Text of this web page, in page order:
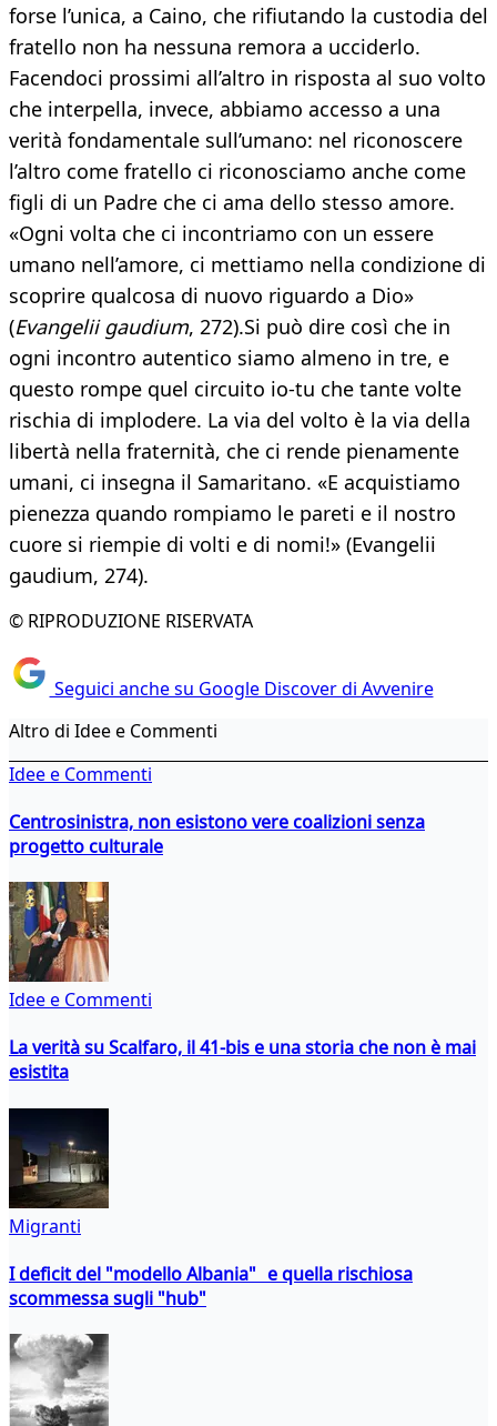
forse l’unica, a Caino, che rifiutando la custodia del
fratello non ha nessuna remora a ucciderlo.
Facendoci prossimi all’altro in risposta al suo volto
che interpella, invece, abbiamo accesso a una
verità fondamentale sull’umano: nel riconoscere
l’altro come fratello ci riconosciamo anche come
figli di un Padre che ci ama dello stesso amore.
«Ogni volta che ci incontriamo con un essere
umano nell’amore, ci mettiamo nella condizione di
scoprire qualcosa di nuovo riguardo a Dio»
(Evangelii gaudium, 272).Si può dire così che in
ogni incontro autentico siamo almeno in tre, e
questo rompe quel circuito io-tu che tante volte
rischia di implodere. La via del volto è la via della
libertà nella fraternità, che ci rende pienamente
umani, ci insegna il Samaritano. «E acquistiamo
pienezza quando rompiamo le pareti e il nostro
cuore si riempie di volti e di nomi!» (Evangelii
gaudium, 274).
© RIPRODUZIONE RISERVATA
Seguici anche su Google Discover di Avvenire
Altro di Idee e Commenti
Idee e Commenti
Centrosinistra, non esistono vere coalizioni senza
progetto culturale
Idee e Commenti
La verità su Scalfaro, il 41-bis e una storia che non è mai
esistita
Migranti
I deficit del "modello Albania" e quella rischiosa
scommessa sugli "hub"